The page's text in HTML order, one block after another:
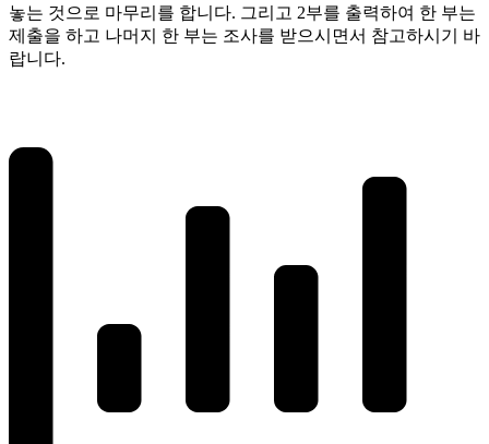
놓는 것으로 마무리를 합니다. 그리고 2부를 출력하여 한 부는
제출을 하고 나머지 한 부는 조사를 받으시면서 참고하시기 바
랍니다.